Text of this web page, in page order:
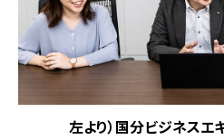
左より）国分ビジネスエ